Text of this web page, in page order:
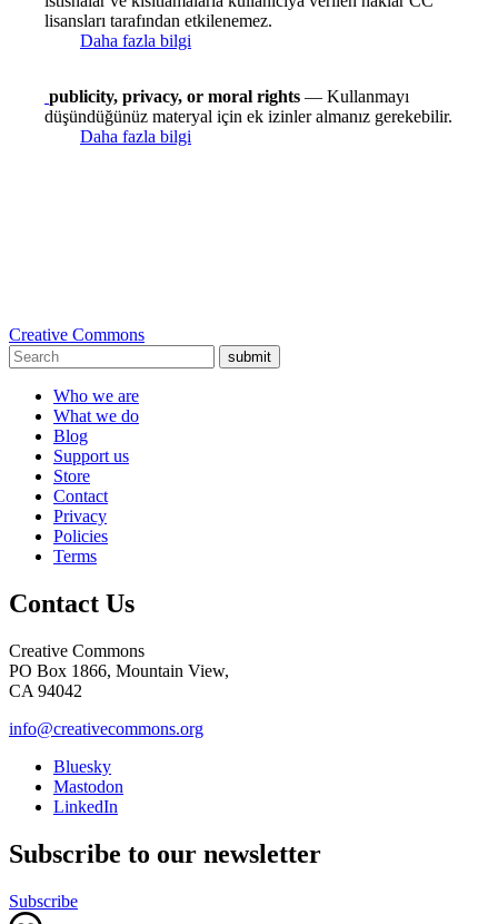
lisansları tarafından etkilenemez.
Daha fazla bilgi
publicity, privacy, or moral rights — Kullanmayı
düşündüğünüz materyal için ek izinler almanız gerekebilir.
Daha fazla bilgi
Creative Commons
submit
Who we are
What we do
Blog
Support us
Store
Contact
Privacy
Policies
Terms
Contact Us
Creative Commons
PO Box 1866, Mountain View,
CA 94042
info@creativecommons.org
Bluesky
Mastodon
LinkedIn
Subscribe to our newsletter
Subscribe